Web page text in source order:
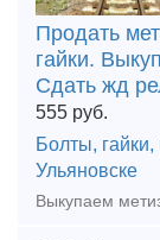
Продать
гайки.
Сдать жд
555 руб.
Болты,
Ульяновске